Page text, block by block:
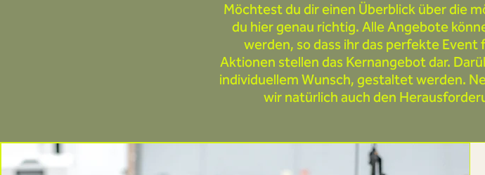
Möchtest du dir einen Überblick über die
du hier genau richtig. Alle Angebote
werden, so dass ihr das perfekte
Aktionen stellen das Kernangebot dar.
individuellem Wunsch, gestaltet werden.
wir natürlich auch den